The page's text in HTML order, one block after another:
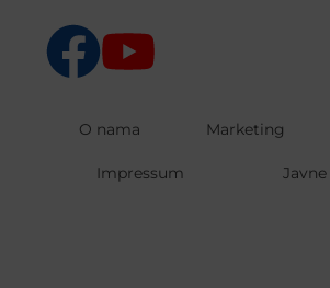
O nama Marketing
Impressum